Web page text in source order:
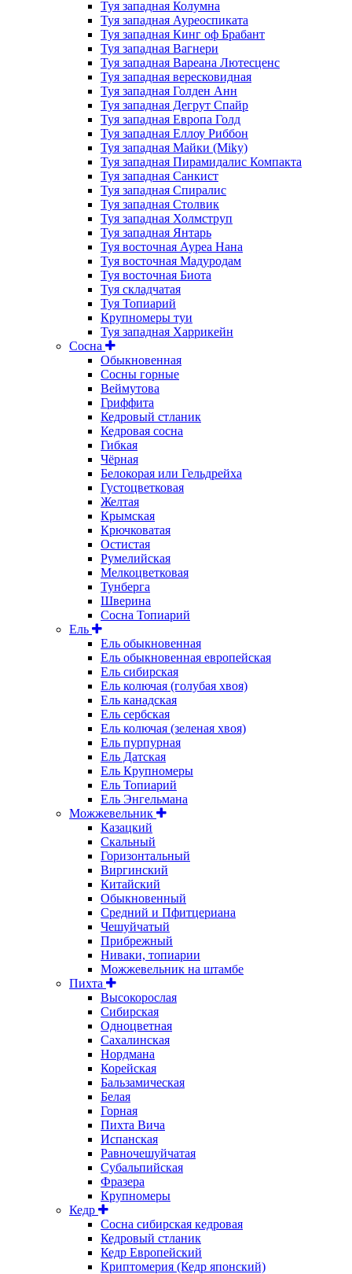
Туя западная Колумна
Туя западная Ауреоспиката
Туя западная Кинг оф Брабант
Туя западная Вагнери
Туя западная Вареана Лютесценс
Туя западная вересковидная
Туя западная Голден Анн
Туя западная Дегрут Спайр
Туя западная Европа Голд
Туя западная Еллоу Риббон
Туя западная Майки (Miky)
Туя западная Пирамидалис Компакта
Туя западная Санкист
Туя западная Спиралис
Туя западная Столвик
Туя западная Холмструп
Туя западная Янтарь
Туя восточная Ауреа Нана
Туя восточная Мадуродам
Туя восточная Биота
Туя складчатая
Туя Топиарий
Крупномеры туи
Туя западная Харрикейн
Сосна
Обыкновенная
Сосны горные
Веймутова
Гриффита
Кедровый стланик
Кедровая сосна
Гибкая
Чёрная
Белокорая или Гельдрейха
Густоцветковая
Желтая
Крымская
Крючковатая
Остистая
Румелийская
Мелкоцветковая
Тунберга
Шверина
Сосна Топиарий
Ель
Ель обыкновенная
Ель обыкновенная европейская
Ель сибирская
Ель колючая (голубая хвоя)
Ель канадская
Ель сербская
Ель колючая (зеленая хвоя)
Ель пурпурная
Ель Датская
Ель Крупномеры
Ель Топиарий
Ель Энгельмана
Можжевельник
Казацкий
Скальный
Горизонтальный
Виргинский
Китайский
Обыкновенный
Средний и Пфитцериана
Чешуйчатый
Прибрежный
Ниваки, топиарии
Можжевельник на штамбе
Пихта
Высокорослая
Сибирская
Одноцветная
Сахалинская
Нордмана
Корейская
Бальзамическая
Белая
Горная
Пихта Вича
Испанская
Равночешуйчатая
Субальпийская
Фразера
Крупномеры
Кедр
Сосна сибирская кедровая
Кедровый стланик
Кедр Европейский
Криптомерия (Кедр японский)